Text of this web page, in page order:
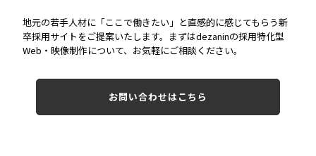
地元の若手人材に「ここで働きたい」 と直感的に感じてもらう新
卒採用サイトをご提案いたします。まずはdezaninの採用特化型
Web・映像制作について、お気軽にご相談ください。
お問い合わせはこちら